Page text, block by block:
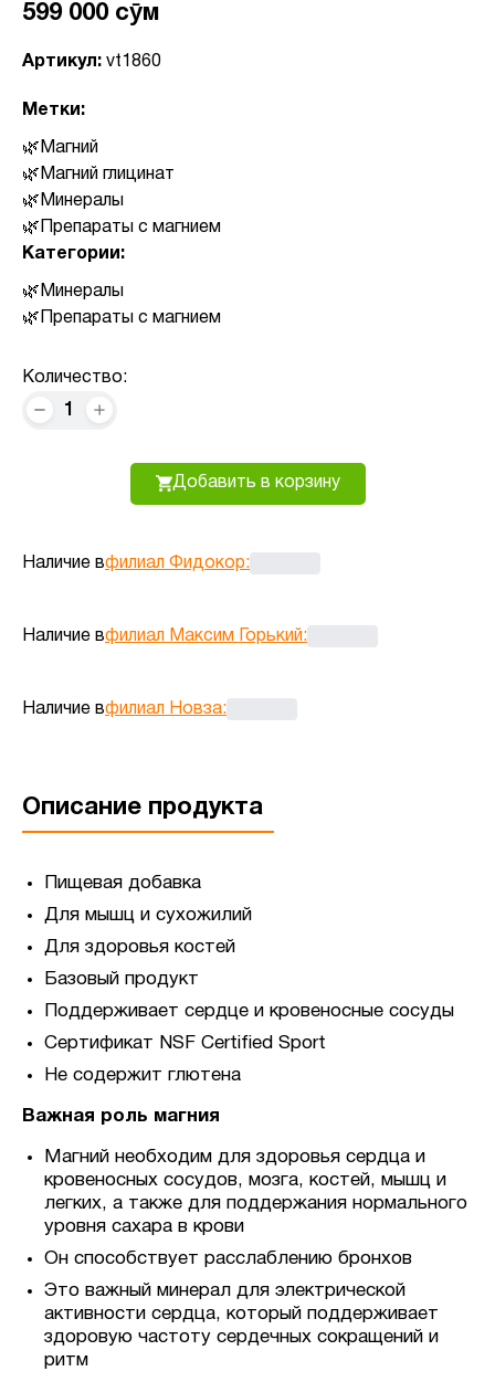
599 000 сӯм
Артикул: vt1860
Метки:
Магний
Магний глицинат
Минералы
Препараты с магнием
Категории:
Минералы
Препараты с магнием
Количество:
1
Добавить в корзину
Наличие вфилиал Фидокор:
Наличие вфилиал Максим Горький:
Наличие вфилиал Новза:
Описание продукта
Пищевая добавка
Для мышц и сухожилий
Для здоровья костей
Базовый продукт
Поддерживает сердце и кровеносные сосуды
Сертификат NSF Certified Sport
Не содержит глютена
Важная роль магния
Магний необходим для здоровья сердца и
кровеносных сосудов, мозга, костей, мышц и
легких, а также для поддержания нормального
уровня сахара в крови
Он способствует расслаблению бронхов
Это важный минерал для электрической
активности сердца, который поддерживает
здоровую частоту сердечных сокращений и
ритм